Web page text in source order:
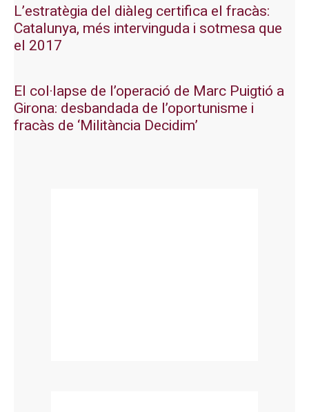
L’estratègia del diàleg certifica el fracàs:
Catalunya, més intervinguda i sotmesa que
el 2017
El col·lapse de l’operació de Marc Puigtió a
Girona: desbandada de l’oportunisme i
fracàs de ‘Militància Decidim’